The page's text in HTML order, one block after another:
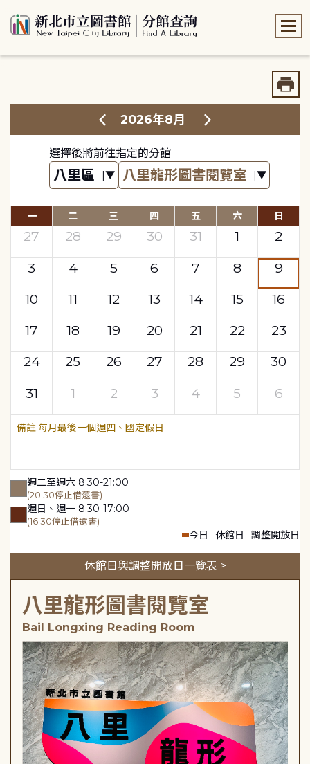
2026年8月
選擇後將前往指定的分館
一 二 三 四 五 六 日
27 28 29 30 31 1
2
3
4 5 6 7 8
9
10
11 12 13 14 15
16
17
18 19 20 21 22
23
24
25 26 27 28 29
30
31
1 2 3 4 5 6
每月最後一個週四、國定假日
週二至週六 8:30-21:00
(20:30停止借還書)
週日、週一 8:30-17:00
(16:30停止借還書)
今日 休館日 調整開放日
休館日與調整開放日一覽表 >
八里龍形圖書閱覽室
Bail Longxing Reading Room